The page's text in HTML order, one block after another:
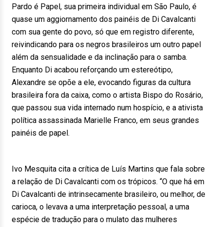
Pardo é Papel, sua primeira individual em São Paulo, é
quase um aggiornamento dos painéis de Di Cavalcanti
com sua gente do povo, só que em registro diferente,
reivindicando para os negros brasileiros um outro papel
além da sensualidade e da inclinação para o samba.
Enquanto Di acabou reforçando um estereótipo,
Alexandre se opõe a ele, evocando figuras da cultura
brasileira fora da caixa, como o artista Bispo do Rosário,
que passou sua vida internado num hospício, e a ativista
política assassinada Marielle Franco, em seus grandes
painéis de papel.
Ivo Mesquita cita a crítica de Luís Martins que fala sobre
a relação de Di Cavalcanti com os trópicos. “O que há em
Di Cavalcanti de intrinsecamente brasileiro, ou melhor, de
carioca, o levava a uma interpretação pessoal, a uma
espécie de tradução para o mulato das mulheres